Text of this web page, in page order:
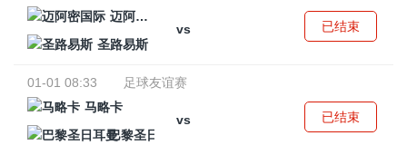
迈阿密国际
vs
圣路易斯
已结束
01-01 08:33
足球友谊赛
马略卡
vs
巴黎圣日耳曼
已结束